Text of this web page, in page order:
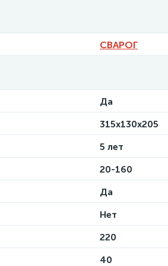
СВАРОГ
Да
315х130х205
5 лет
20-160
Да
Нет
220
40